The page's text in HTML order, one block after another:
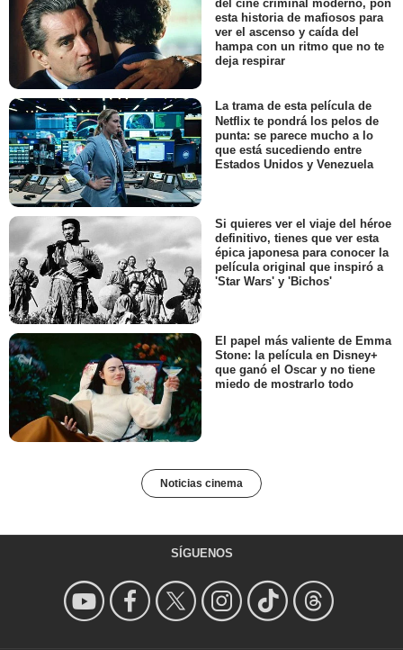
del cine criminal moderno, pon
esta historia de mafiosos para
ver el ascenso y caída del
hampa con un ritmo que no te
deja respirar
La trama de esta película de
Netflix te pondrá los pelos de
punta: se parece mucho a lo
que está sucediendo entre
Estados Unidos y Venezuela
Si quieres ver el viaje del héroe
definitivo, tienes que ver esta
épica japonesa para conocer la
película original que inspiró a
'Star Wars' y 'Bichos'
El papel más valiente de Emma
Stone: la película en Disney+
que ganó el Oscar y no tiene
miedo de mostrarlo todo
Noticias cinema
SÍGUENOS